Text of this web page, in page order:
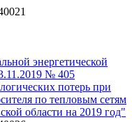
энергетической
№ 405
потерь при
по тепловым сетям
области на 2019 год"